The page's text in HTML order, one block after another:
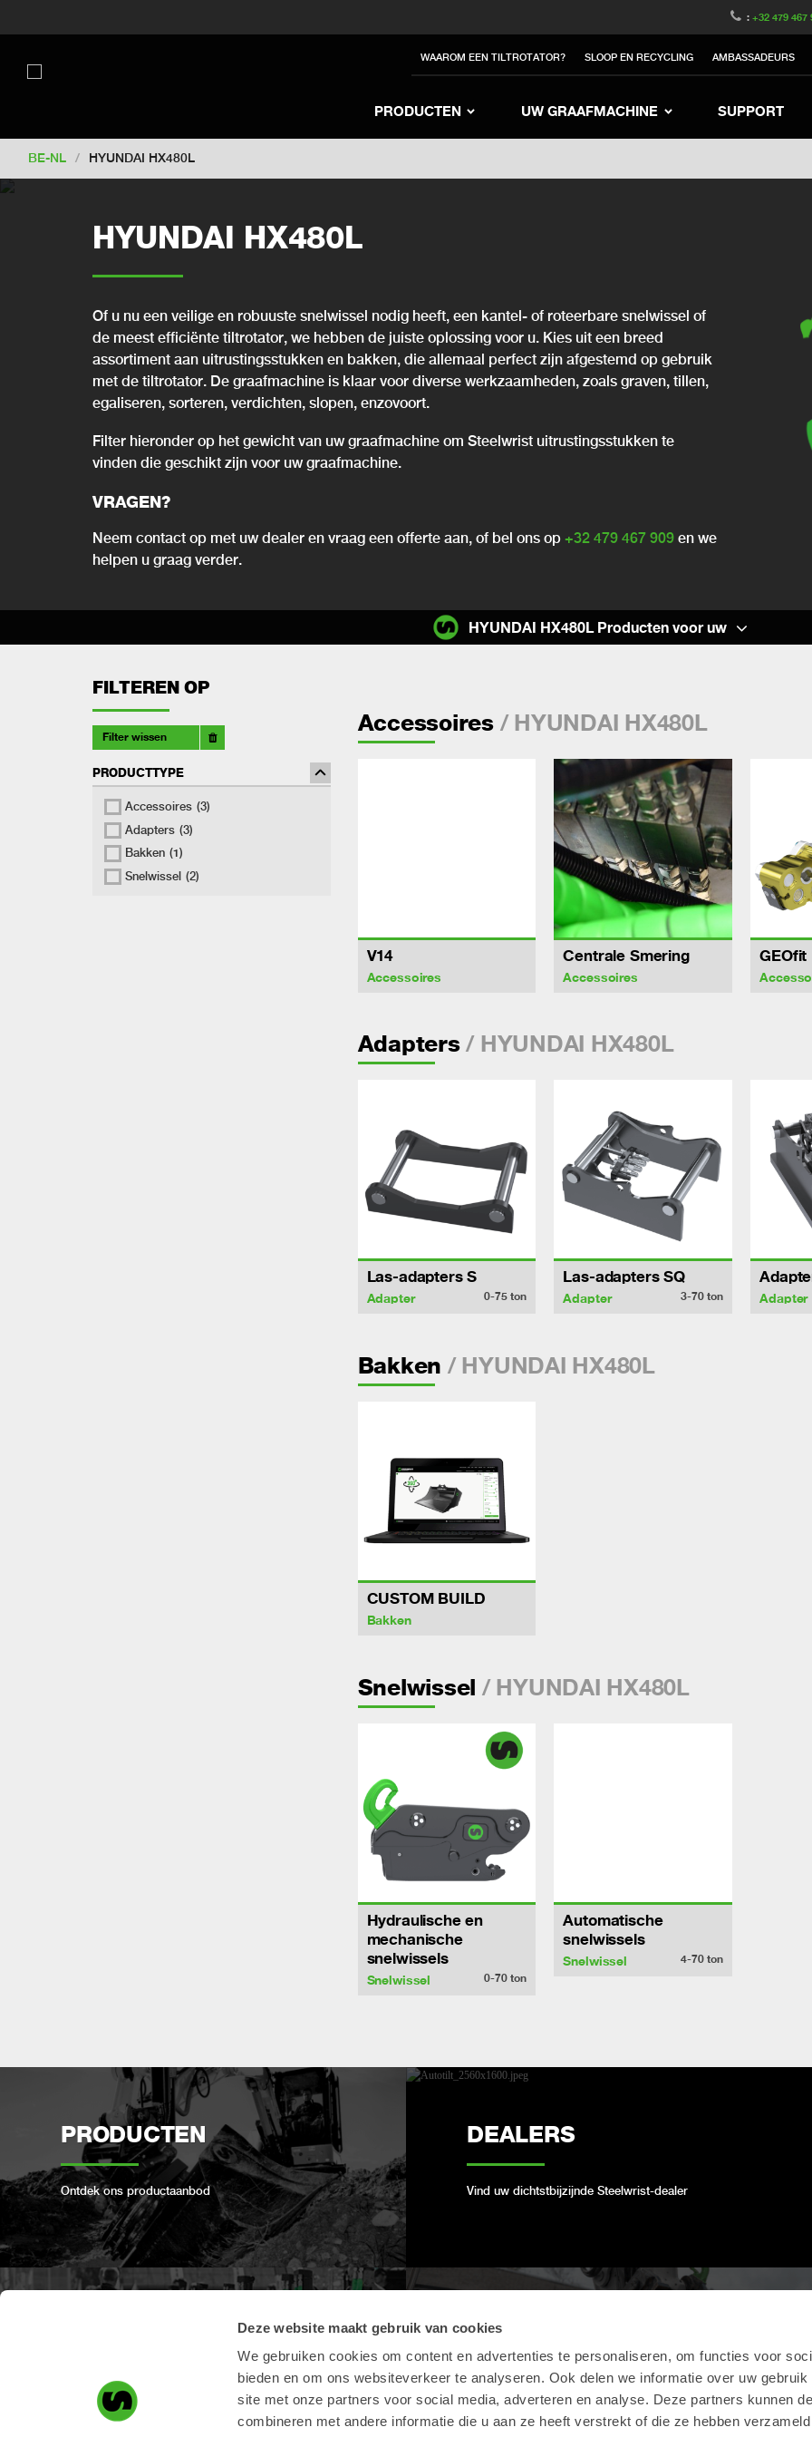
Deze website maakt gebruik van cookies
We gebruiken cookies om content en advertenties te personaliseren, om functies voor
bieden en om ons websiteverkeer te analyseren. Ook delen we informatie over uw gebruik
site met onze partners voor social media, adverteren en analyse. Deze partners kunnen
combineren met andere informatie die u aan ze heeft verstrekt of die ze hebben
:+32 479 467
WAAROM EEN TILTROTATOR? SLOOP EN RECYCLING AMBASSADEURS
PRODUCTEN UW GRAAFMACHINE SUPPORT
Switch to Belgique
Switch to United Kingdom Switch to Sweden Switch to Poland Switch to Norway
Switch to Japan Switch to Italy
BE-NL / HYUNDAI HX480L
HYUNDAI HX480L
Of u nu een veilige en robuuste snelwissel nodig heeft, een kantel- of roteerbare snelwissel of
de meest efficiënte tiltrotator, we hebben de juiste oplossing voor u. Kies uit een breed
assortiment aan uitrustingsstukken en bakken, die allemaal perfect zijn afgestemd op gebruik
met de tiltrotator. De graafmachine is klaar voor diverse werkzaamheden, zoals graven, tillen,
egaliseren, sorteren, verdichten, slopen, enzovoort.
Filter hieronder op het gewicht van uw graafmachine om Steelwrist uitrustingsstukken te
vinden die geschikt zijn voor uw graafmachine.
VRAGEN?
Neem contact op met uw dealer en vraag een offerte aan, of bel ons op +32 479 467 909 en we
helpen u graag verder.
FILTEREN OP
Filter wissen
PRODUCTTYPE
Accessoires (3)
Adapters (3)
Bakken (1)
Snelwissel (2)
Accessoires/ HYUNDAI HX480L
V14
Accessoires
Centrale Smering
Accessoires
GEOfit
Adapters/ HYUNDAI HX480L
Las-adapters S
Adapter 0-75ton
Las-adapters SQ
Adapter 3-70ton Adapter
Bakken / HYUNDAI HX480L
CUSTOM BUILD
Bakken
Snelwissel / HYUNDAI HX480L
Hydraulische en
mechanische
snelwissels
Snelwissel 0-70ton
Automatische
snelwissels
Snelwissel 4-70ton
HYUNDAI HX480L Producten voor uw
PRODUCTEN
Ontdek ons ​​productaanbod
DEALERS
Vind uw dichtstbijzijnde Steelwrist-dealer
PRODUCT REGISTRATIE
Registreer hier uw Steelwrist-product
OPEN-S STANDAARD
We voldoen aan de open industriestandaard voor
volautomatische snelwissels